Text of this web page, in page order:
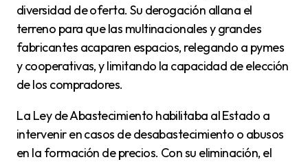
diversidad de oferta. Su derogación allana el
terreno para que las multinacionales y grandes
fabricantes acaparen espacios, relegando a pymes
y cooperativas, y limitando la capacidad de elección
de los compradores.
La Ley de Abastecimiento habilitaba al Estado a
intervenir en casos de desabastecimiento o abusos
en la formación de precios. Con su eliminación, el